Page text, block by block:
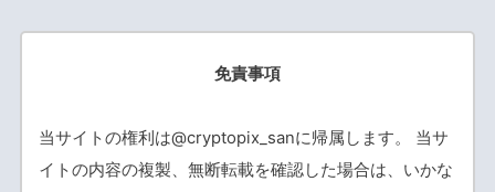
免責事項
当サイトの権利は@cryptopix_sanに帰属します。 当サ
イトの内容の複製、無断転載を確認した場合は、いかな